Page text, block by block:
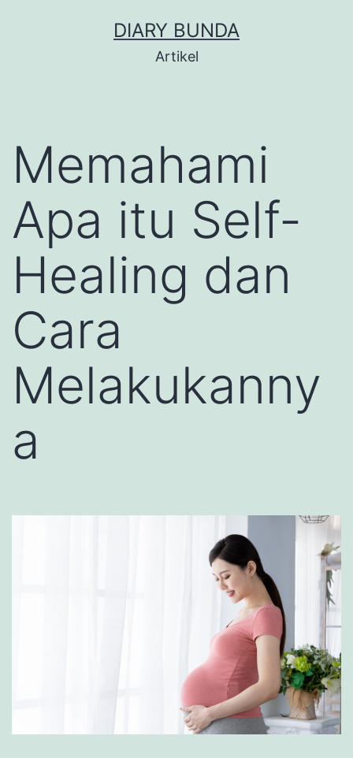
DIARY BUNDA
Artikel
Memahami
Apa itu Self-
Healing dan
Cara
Melakukanny
a